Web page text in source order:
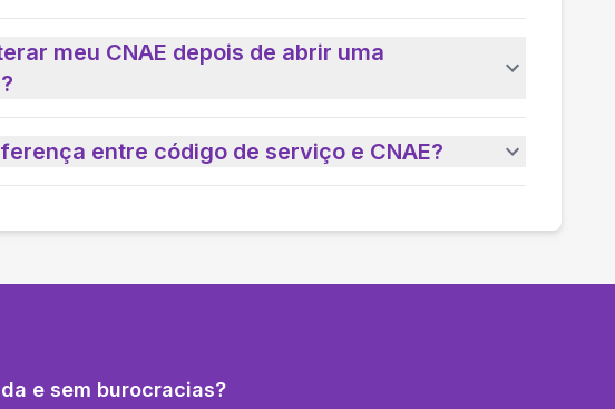
meu CNAE depois de abrir uma
entre código de serviço e CNAE?
e sem burocracias?